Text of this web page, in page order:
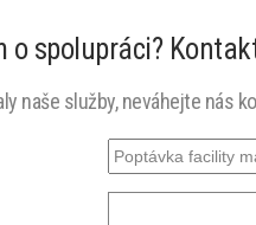
o spolupráci?
naše služby, neváhejte nás